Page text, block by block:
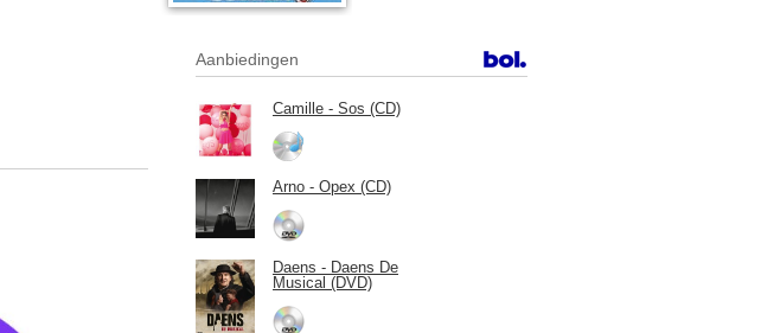
Aanbiedingen
Camille - Sos (CD)
Arno - Opex (CD)
Daens - Daens De
Musical (DVD)